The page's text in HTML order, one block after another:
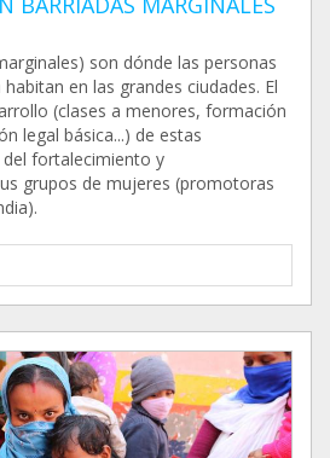
son dónde las personas
en las grandes ciudades. El
(clases a menores, formación
legal básica...) de estas
fortalecimiento y
grupos de mujeres (promotoras